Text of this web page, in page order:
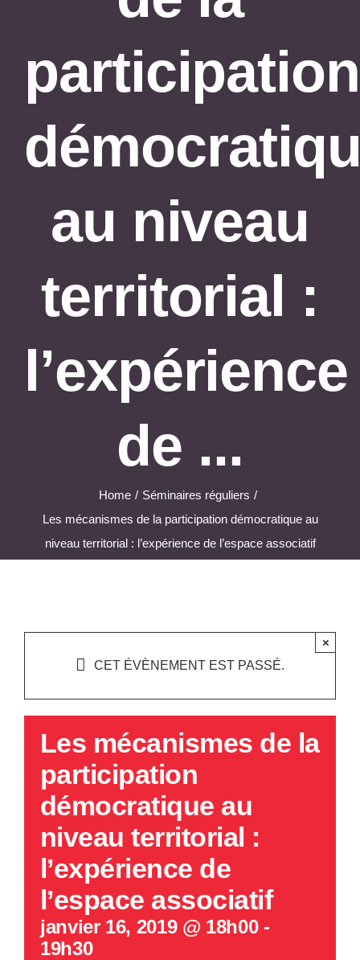
Agenda
participation
au niveau
territorial :
l’expérience
de ...
Home
Séminaires réguliers
Les mécanismes de la participation démocratique au
niveau territorial : l’expérience de l’espace associatif
CET ÉVÈNEMENT EST PASSÉ.
×
Les mécanismes de la
participation
démocratique au
niveau territorial :
l’expérience de
l’espace associatif
janvier 16, 2019 @ 18h00-
19h30